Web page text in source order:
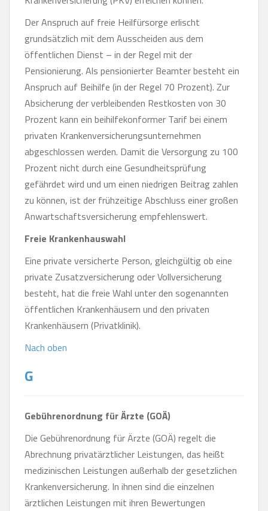
Der Anspruch auf freie Heilfürsorge erlischt
grundsätzlich mit dem Ausscheiden aus dem
öffentlichen Dienst – in der Regel mit der
Pensionierung. Als pensionierter Beamter besteht ein
Anspruch auf Beihilfe (in der Regel 70 Prozent). Zur
Absicherung der verbleibenden Restkosten von 30
Prozent kann ein beihilfekonformer Tarif bei einem
privaten Krankenversicherungsunternehmen
abgeschlossen werden. Damit die Versorgung zu 100
Prozent nicht durch eine Gesundheitsprüfung
gefährdet wird und um einen niedrigen Beitrag zahlen
zu können, ist der frühzeitige Abschluss einer großen
Anwartschaftsversicherung empfehlenswert.
Freie Krankenhauswahl
Eine private versicherte Person, gleichgültig ob eine
private Zusatzversicherung oder Vollversicherung
besteht, hat die freie Wahl unter den sogenannten
öffentlichen Krankenhäusern und den privaten
Krankenhäusern (Privatklinik).
Nach oben
G
Gebührenordnung für Ärzte (GOÄ)
Die Gebührenordnung für Ärzte (GOÄ) regelt die
Abrechnung privatärztlicher Leistungen, das heißt
medizinischen Leistungen außerhalb der gesetzlichen
Krankenversicherung. In ihnen sind die einzelnen
ärztlichen Leistungen mit ihren Bewertungen